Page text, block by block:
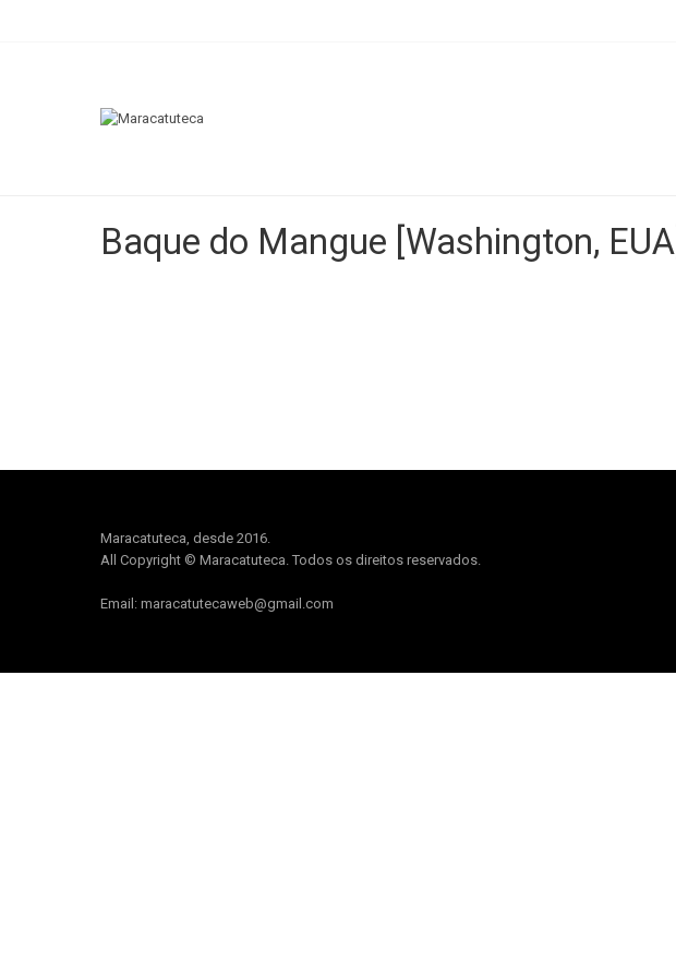
Baque do Mangue [Washington, EUA]
Maracatuteca, desde 2016.
All Copyright © Maracatuteca. Todos os direitos reservados.
Email: maracatutecaweb@gmail.com